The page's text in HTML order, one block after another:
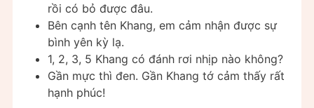
rồi có bỏ được đâu.
Bên cạnh tên Khang, em cảm nhận được sự
bình yên kỳ lạ.
1, 2, 3, 5 Khang có đánh rơi nhịp nào không?
Gần mực thì đen. Gần Khang tớ cảm thấy rất
hạnh phúc!